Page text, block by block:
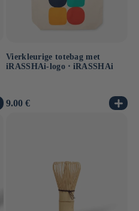
Vierkleurige totebag met
iRASSHAi-logo ⋅ iRASSHAi
Normale
9.00 €